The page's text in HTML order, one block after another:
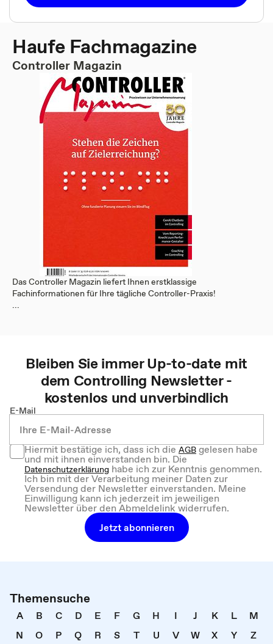
Haufe Fachmagazine
Controller Magazin
Das Controller Magazin liefert Ihnen erstklassige
Fachinformationen für Ihre tägliche Controller-Praxis!
...
Bleiben Sie immer Up-to-date mit
dem Controlling Newsletter -
kostenlos und unverbindlich
E-Mail
Hiermit bestätige ich, dass ich dieAGBgelesen habe
und mit ihnen einverstanden bin. Die
Datenschutzerklärung habe ich zur Kenntnis genommen.
Ich bin mit der Verarbeitung meiner Daten zur
Versendung der Newsletter einverstanden. Meine
Einwilligung kann ich jederzeit im jeweiligen
Newsletter über den Abmeldelink widerrufen.
Jetzt abonnieren
Themensuche
A B C D E F G H I J K L
M
N
O P Q R S T U V W X Y
Z